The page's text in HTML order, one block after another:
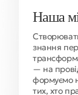
Наша
знання
— на
формуємо
тих, хто